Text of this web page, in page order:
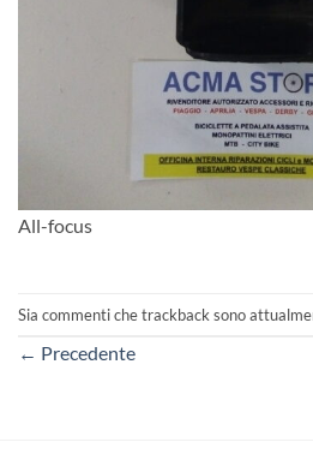
All-focus
Sia commenti che trackback sono
← Precedente